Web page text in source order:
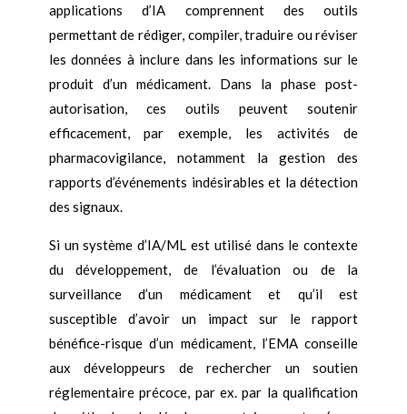
applications d’IA comprennent des outils
permettant de rédiger, compiler, traduire ou réviser
les données à inclure dans les informations sur le
produit d’un médicament. Dans la phase post-
autorisation, ces outils peuvent soutenir
efficacement, par exemple, les activités de
pharmacovigilance, notamment la gestion des
rapports d’événements indésirables et la détection
des signaux.
Si un système d’IA/ML est utilisé dans le contexte
du développement, de l’évaluation ou de la
surveillance d’un médicament et qu’il est
susceptible d’avoir un impact sur le rapport
bénéfice-risque d’un médicament, l’EMA conseille
aux développeurs de rechercher un soutien
réglementaire précoce, par ex. par la qualification